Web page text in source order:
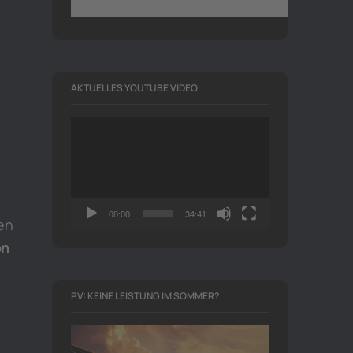
AKTUELLES YOUTUBE VIDEO
00:00 34:41
PV: KEINE LEISTUNG IM SOMMER?